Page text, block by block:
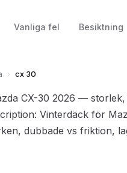
Vanliga fel Besiktning
› cx 30
CX-30 2026 —
Vinterdäck för
dubbade vs friktion,